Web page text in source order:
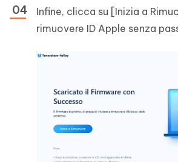
Infine, clicca su [Inizia a
rimuovere ID Apple senza